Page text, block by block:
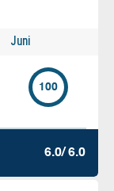
Juni
100
6.0/ 6.0